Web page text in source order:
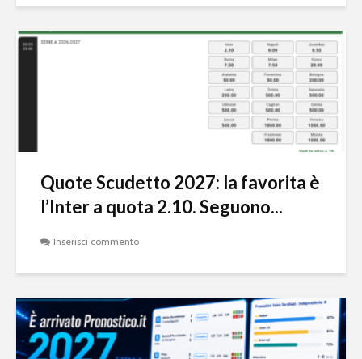
Quote Scudetto 2027: la favorita è
l’Inter a quota 2.10. Seguono...
Inserisci commento